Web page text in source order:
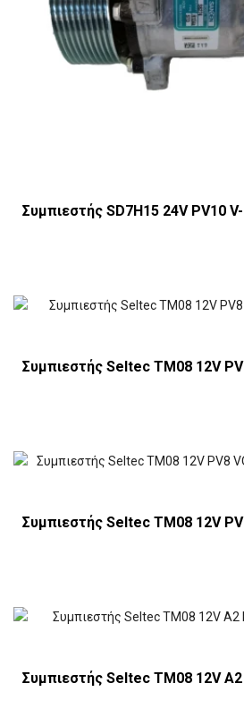
Συμπιεστής SD7H15 24V PV10
Συμπιεστής Seltec TM08 12V
Συμπιεστής Seltec TM08 12V
Συμπιεστής Seltec TM08 12V Α2